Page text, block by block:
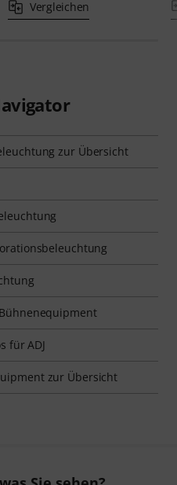
Vergleichen
zur Übersicht
für ADJ
zur Übersicht